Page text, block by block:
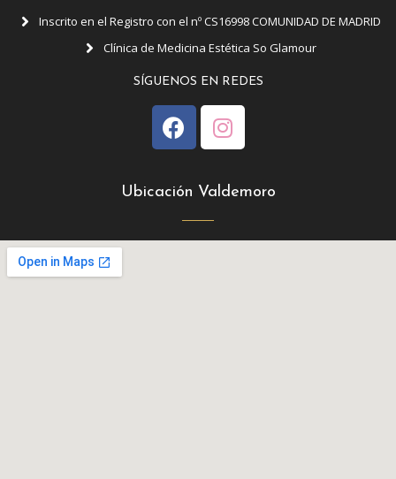
Inscrito en el Registro con el nº CS16998 COMUNIDAD DE MADRID
Clínica de Medicina Estética So Glamour
SÍGUENOS EN REDES
Ubicación Valdemoro